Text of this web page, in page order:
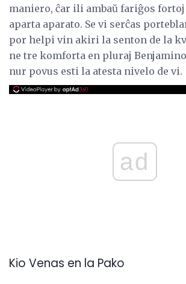
maniero, ĉar ili ambaŭ fariĝos
aparta aparato. Se vi serĉas
por helpi vin akiri la senton de la
ne tre komforta en pluraj
nur povus esti la atesta nivelo de vi.
ad
Kio Venas en la Pako